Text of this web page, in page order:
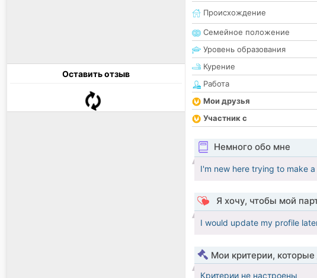
Оставить отзыв
Происхождение
Семейное положение
Уровень образования
Курение
Работа
Мои друзья
Участник с
Немного обо мне
I'm new here trying to make
Я хочу, чтобы мой
I would update my profile
Мои критерии,
Критерии не настроены